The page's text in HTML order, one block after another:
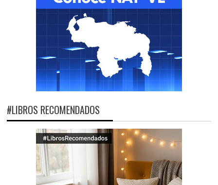
#LIBROS RECOMENDADOS